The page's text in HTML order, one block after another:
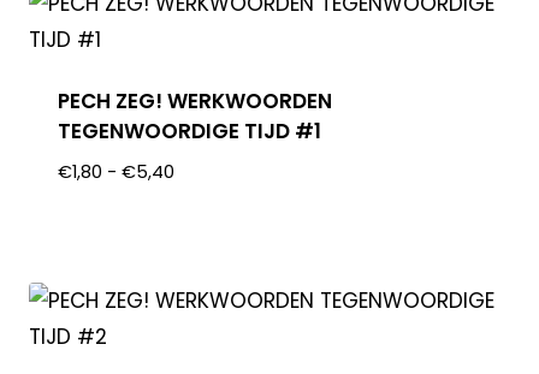
PECH ZEG! WERKWOORDEN
TEGENWOORDIGE TIJD #1
€1,80 - €5,40